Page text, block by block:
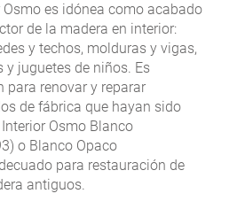
Osmo es idónea como acabado
de la madera en interior:
y techos, molduras y vigas,
y juguetes de niños. Es
para renovar y reparar
de fábrica que hayan sido
Osmo Blanco
o Blanco Opaco
para restauración de
antiguos.